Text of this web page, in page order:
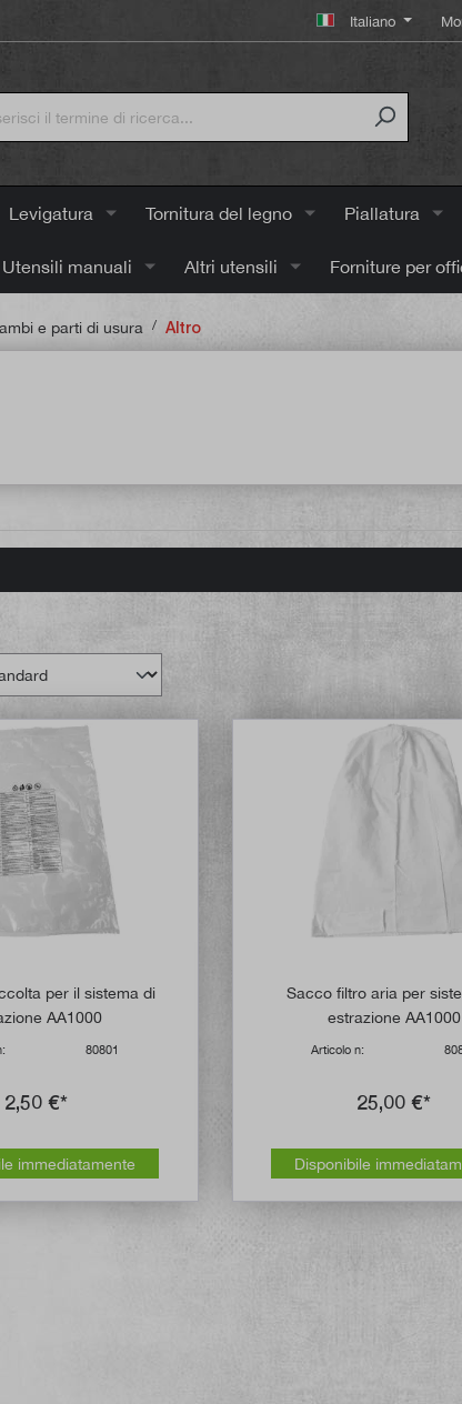
Italiano
Levigatura Tornitura del legno Piallatura
Utensili manuali Altri utensili Forniture per
e parti di usura / Altro
per il sistema di
AA1000
80801
2,50 €*
immediatamente
Sacco filtro aria per
estrazione AA1000
Articolo n:
25,00 €*
Disponibile